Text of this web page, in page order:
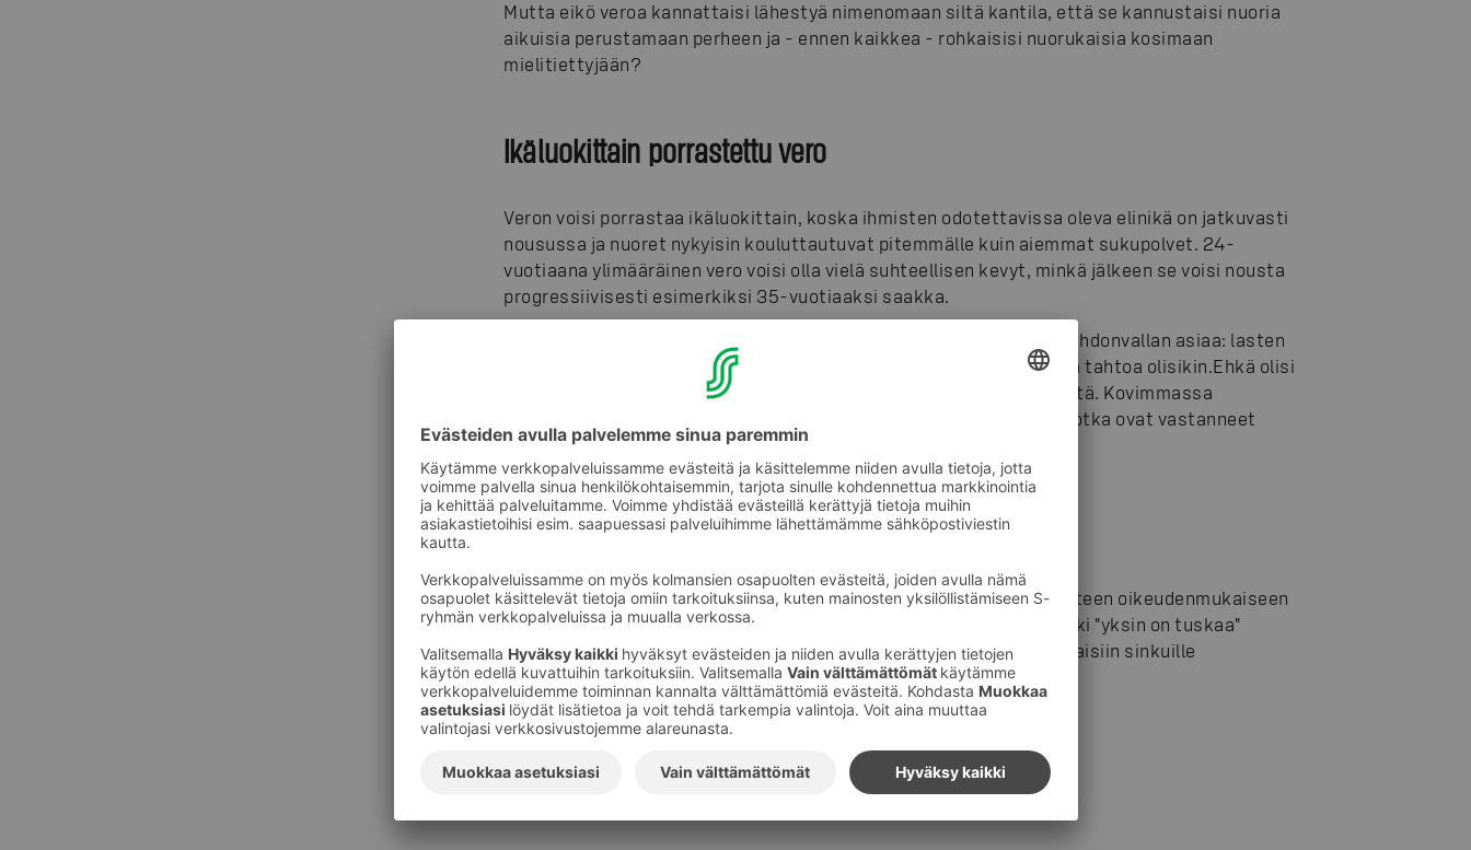
Mutta eikö veroa kannattaisi lähestyä nimenomaan siltä kantila, että se kannustaisi nuoria
aikuisia perustamaan perheen ja - ennen kaikkea - rohkaisisi nuorukaisia kosimaan
mielitiettyjään?
Ikäluokittain porrastettu vero
Veron voisi porrastaa ikäluokittain, koska ihmisten odotettavissa oleva elinikä on jatkuvasti
nousussa ja nuoret nykyisin kouluttautuvat pitemmälle kuin aiemmat sukupolvet. 24-
vuotiaana ylimääräinen vero voisi olla vielä suhteellisen kevyt, minkä jälkeen se voisi nousta
progressiivisesti esimerkiksi 35-vuotiaaksi saakka.
Verotuksella pitäisi puuttua kuitenkin ainoastaan siihen, mikä on tahdonvallan asiaa: lasten
saaminen ei ole itsestäänselvyys eikä kaikille löydy puolisoa, vaikka tahtoa olisikin.Ehkä olisi
oikeudenmukaista verottaa sellaisia henkilöitä, jotka eivät edes yritä. Kovimmassa
veroluokassa voisivat olla pitkässä avoliitossa asuvat ja henkilöt, jotka ovat vastanneet
kieltävästi useampaan kuin yhteen kosintaan.
Mukavuusverotuloja sinkuille
Keskustelupalstoilla ideoidaan muitakin luovia ratkaisuja verorasitteen oikeudenmukaiseen
jakamiseen ja valtion pohjattoman kassan täyttämiseen. Nimimerkki "yksin on tuskaa"
ehdottaa parisuhteessa eläville mukavuusveroa, jonka tuotto jaettaisiin sinkuille
hyvityksenä yksinolon tuottamasta henkisestä kärsimyksestä.
Lähde:www.kirjastot.fi Kysy kirjastonhoitajalta –palsta
Kuvat:S-Ryhmä